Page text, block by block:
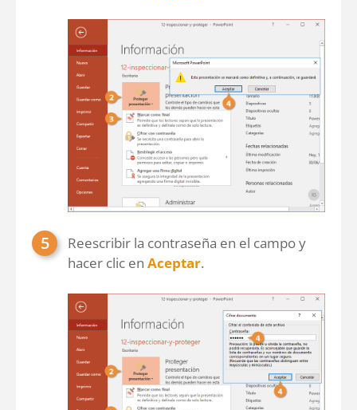
Reescribir la contraseña en el campo y
hacer clic en Aceptar.